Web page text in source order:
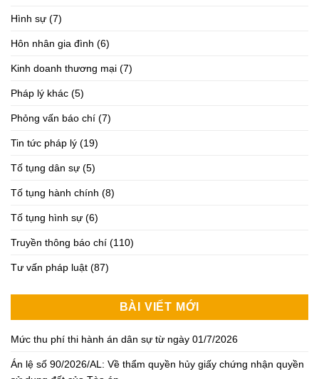
Hình sự (7)
Hôn nhân gia đình (6)
Kinh doanh thương mại (7)
Pháp lý khác (5)
Phỏng vấn báo chí (7)
Tin tức pháp lý (19)
Tố tụng dân sự (5)
Tố tụng hành chính (8)
Tố tụng hình sự (6)
Truyền thông báo chí (110)
Tư vấn pháp luật (87)
BÀI VIẾT MỚI
Mức thu phí thi hành án dân sự từ ngày 01/7/2026
Án lệ số 90/2026/AL: Về thẩm quyền hủy giấy chứng nhận quyền